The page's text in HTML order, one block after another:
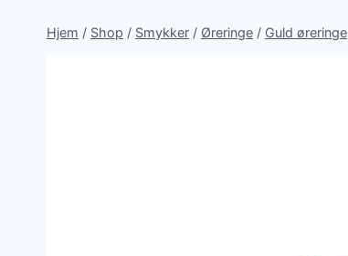
Hjem / Shop / Smykker / Øreringe / Guld øreringe